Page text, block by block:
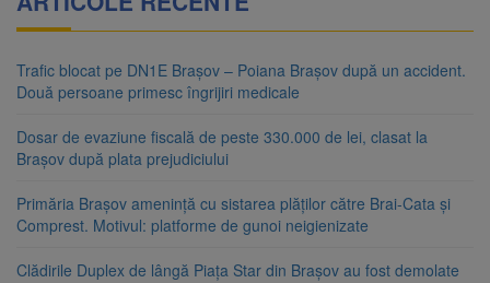
Trafic blocat pe DN1E Brașov – Poiana Brașov după un accident.
Două persoane primesc îngrijiri medicale
Dosar de evaziune fiscală de peste 330.000 de lei, clasat la
Brașov după plata prejudiciului
Primăria Brașov amenință cu sistarea plăților către Brai-Cata și
Comprest. Motivul: platforme de gunoi neigienizate
Clădirile Duplex de lângă Piața Star din Brașov au fost demolate